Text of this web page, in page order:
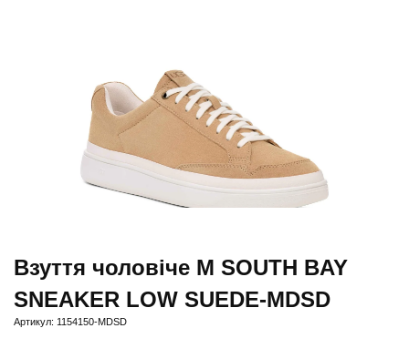
Взуття чоловіче M SOUTH BAY
SNEAKER LOW SUEDE-MDSD
Артикул: 1154150-MDSD